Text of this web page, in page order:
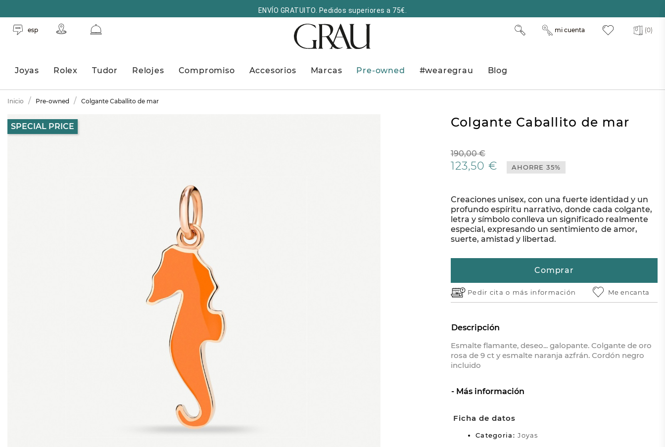
ENVÍO GRATUITO. Pedidos superiores a 75€.
esp (0)
mi cuenta
Joyas Rolex Tudor Relojes Compromiso Accesorios Marcas Pre-owned #wearegrau Blog
Inicio Pre-owned Colgante Caballito de mar
SPECIAL PRICE Colgante Caballito de mar
190,00 €
123,50 € AHORRE 35%
Creaciones unisex, con una fuerte identidad y un
profundo espíritu narrativo, donde cada colgante,
letra y símbolo conlleva un significado realmente
especial, expresando un sentimiento de amor,
suerte, amistad y libertad.
Comprar
Pedir cita o más información Me encanta
Descripción
Esmalte flamante, deseo... galopante. Colgante de oro
rosa de 9 ct y esmalte naranja azfrán. Cordón negro
incluido
Más información
Ficha de datos
Categoria:Joyas